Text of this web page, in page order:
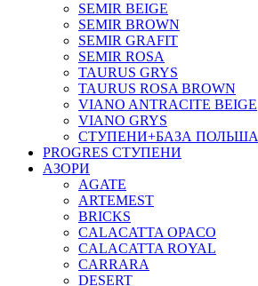
SEMIR BEIGE
SEMIR BROWN
SEMIR GRAFIT
SEMIR ROSA
TAURUS GRYS
TAURUS ROSA BROWN
VIANO ANTRACITE BEIGE
VIANO GRYS
СТУПЕНИ+БАЗА ПОЛЬША
PROGRES СТУПЕНИ
АЗОРИ
AGATE
ARTEMEST
BRICKS
CALACATTA OPACO
CALACATTA ROYAL
CARRARA
DESERT